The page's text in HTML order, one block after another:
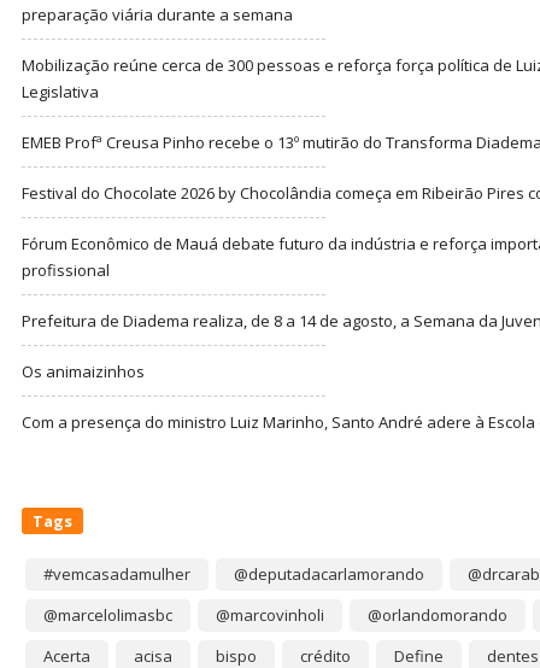
preparação viária durante a semana
Mobilização reúne cerca de 300 pessoas e reforça força política de
Legislativa
EMEB Profª Creusa Pinho recebe o 13º mutirão do Transforma
Festival do Chocolate 2026 by Chocolândia começa em Ribeirão Pires
Fórum Econômico de Mauá debate futuro da indústria e reforça
profissional
Prefeitura de Diadema realiza, de 8 a 14 de agosto, a Semana da
Os animaizinhos
Com a presença do ministro Luiz Marinho, Santo André adere à
Tags
#vemcasadamulher @deputadacarlamorando
@marcelolimasbc
@marcovinholi
@orlandomorando
Acerta
acisa bispo crédito Define dentes